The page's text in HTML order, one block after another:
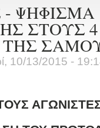
- ΨΗΦΙΣΜΑ
ΣΤΟΥΣ 4
10/13/2015 -